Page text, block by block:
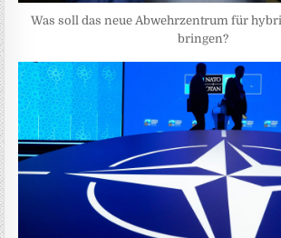
Was soll das neue Abwehrzentrum für
bringen?